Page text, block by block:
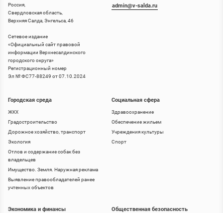
Россия,
Свердловская область,
Верхняя Салда, Энгельса, 46
Сетевое издание
«Официальный сайт правовой
информации Верхнесалдинского
городского округа»
Регистрационный номер
Эл № ФС77-88249 от 07.10.2024
Городская среда
ЖКХ
Градостроительство
Дорожное хозяйство, транспорт
Экология
Отлов и содержание собак без
владельцев
Имущество. Земля. Наружная реклама
Выявление правообладателей ранее
учтенных объектов
Социальная сфера
Здравоохранение
Обеспечение жильем
Учреждения культуры
Спорт
admin@v-salda.ru
Экономика и финансы Общественная безопасность